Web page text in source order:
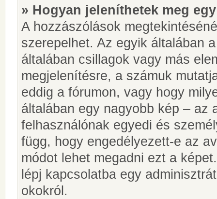
» Hogyan jeleníthetek meg
A hozzászólások
szerepelhet. Az egyik általában
általában csillagok vagy más
megjelenítésre, a számuk
eddig a fórumon, vagy hogy
általában egy nagyobb kép – az
felhasználónak egyedi és
függ, hogy engedélyezett-e az
módot lehet megadni ezt a
lépj kapcsolatba egy
okokról.